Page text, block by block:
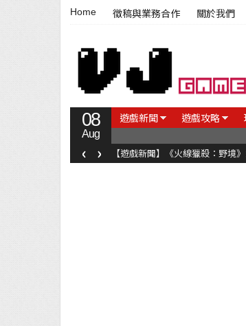
Home 徵稿與業務合作 關於我們
08
Aug
遊戲新聞 遊戲攻略
【遊戲新聞】《火線獵殺：野境
‹ ›